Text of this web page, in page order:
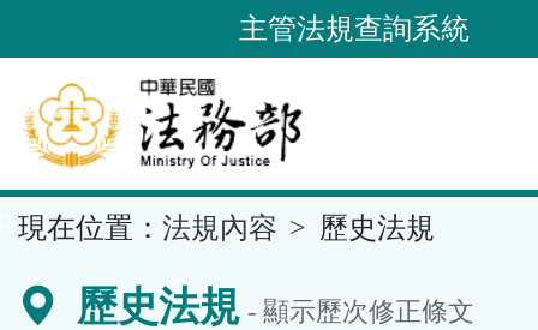
到
要
內
容
區
主管法規查詢系統
現在位置： 法規內容 歷史法規
歷史法規 - 顯示歷次修正條文